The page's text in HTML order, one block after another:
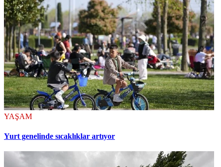
YAŞAM
Yurt genelinde sıcaklıklar artıyor